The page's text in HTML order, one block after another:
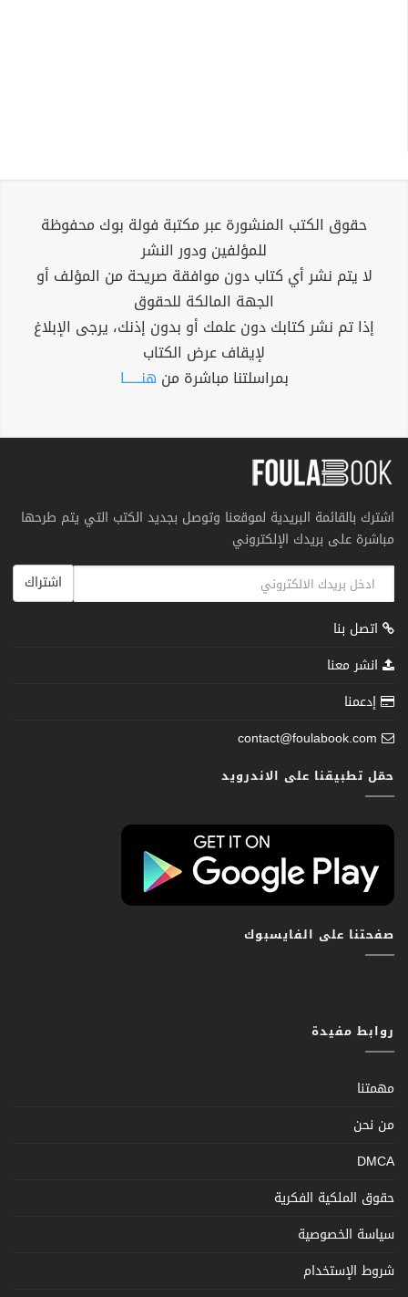
حقوق الكتب المنشورة عبر مكتبة فولة بوك محفوظة
للمؤلفين ودور النشر
لا يتم نشر أي كتاب دون موافقة صريحة من المؤلف أو
الجهة المالكة للحقوق
إذا تم نشر كتابك دون علمك أو بدون إذنك، يرجى الإبلاغ
لإيقاف عرض الكتاب
بمراسلتنا مباشرة من هنــــــا
اشترك بالقائمة البريدية لموقعنا وتوصل بجديد الكتب التي يتم طرحها
مباشرة على بريدك الإلكتروني
اشتراك
اتصل بنا
انشر معنا
إدعمنا
contact@foulabook.com
حمّل تطبيقنا على الاندرويد
صفحتنا على الفايسبوك
روابط مفيدة
مهمتنا
من نحن
DMCA
حقوق الملكية الفكرية
سياسة الخصوصية
شروط الإستخدام